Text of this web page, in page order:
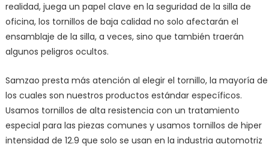
realidad, juega un papel clave en la seguridad de la silla de
oficina, los tornillos de baja calidad no solo afectarán el
ensamblaje de la silla, a veces, sino que también traerán
algunos peligros ocultos.
Samzao presta más atención al elegir el tornillo, la mayoría de
los cuales son nuestros productos estándar específicos.
Usamos tornillos de alta resistencia con un tratamiento
especial para las piezas comunes y usamos tornillos de hiper
intensidad de 12.9 que solo se usan en la industria automotriz